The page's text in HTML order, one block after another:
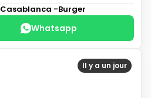
Casablanca -Burger
Whatsapp
Il y a un jour